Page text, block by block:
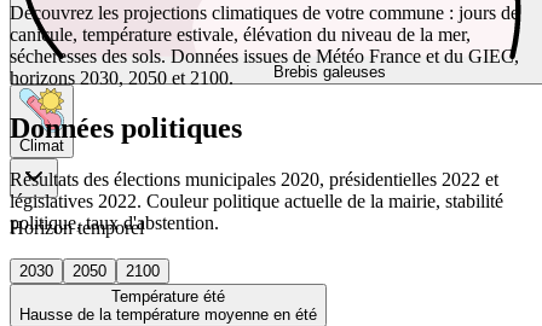
Brebis galeuses
Climat
Horizon temporel
2030 2050
2100
Température été
Hausse de la température moyenne en été
Découvrez les projections climatiques de votre commune : jours de
canicule, température estivale, élévation du niveau de la mer,
sécheresses des sols. Données issues de Météo France et du GIEC,
horizons 2030, 2050 et 2100.
Données politiques
Résultats des élections municipales 2020, présidentielles 2022 et
législatives 2022. Couleur politique actuelle de la mairie, stabilité
politique, taux d'abstention.